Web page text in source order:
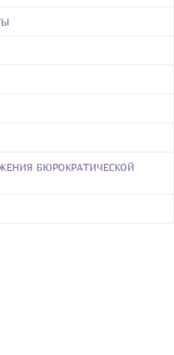
БЮРОКРАТИЧЕСКОЙ